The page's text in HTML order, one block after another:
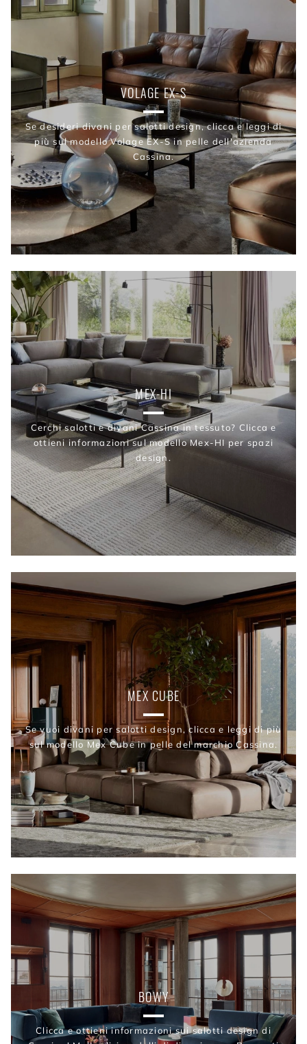
VOLAGE EX-S
Se desideri divani per salotti design, clicca e leggi di
più sul modello Volage EX-S in pelle dell'azienda
Cassina.
MEX-HI
Cerchi salotti e divani Cassina in tessuto? Clicca e
ottieni informazioni sul modello Mex-HI per spazi
design.
MEX CUBE
Se vuoi divani per salotti design, clicca e leggi di più
sul modello Mex Cube in pelle del marchio Cassina.
BOWY
Clicca e ottieni informazioni sui salotti design di